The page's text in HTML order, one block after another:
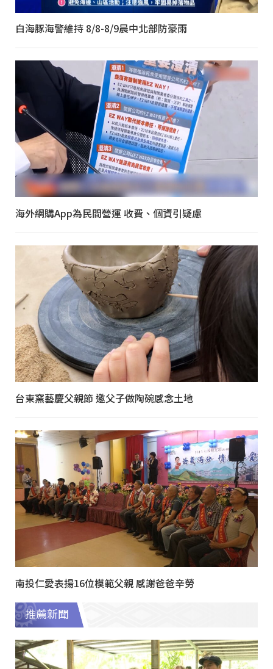
白海豚海警維持 8/8-8/9晨中北部防豪雨
海外網購App為民間營運 收費、個資引疑慮
台東窯藝慶父親節 邀父子做陶碗感念土地
南投仁愛表揚16位模範父親 感謝爸爸辛勞
推薦新聞